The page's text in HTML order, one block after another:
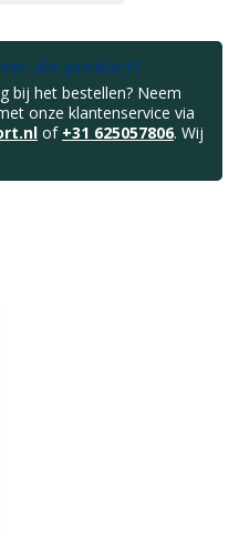
dit product?
bij het bestellen? Neem
onze klantenservice via
of +31 625057806. Wij